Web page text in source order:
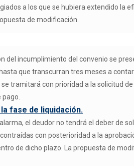
a los que se hubiera extendido la
de modificación.
del incumplimiento del convenio se
que transcurran tres meses a
tramitará con prioridad a la solicitud
fase de liquidación.
el deudor no tendrá el deber de
con posterioridad a la
de dicho plazo. La propuesta de